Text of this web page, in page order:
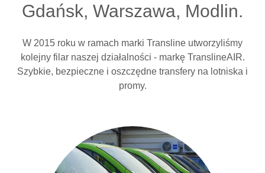
Gdańsk, Warszawa, Modlin.
W 2015 roku w ramach marki Transline utworzyliśmy
kolejny filar naszej działalności - markę TranslineAIR.
Szybkie, bezpieczne i oszczędne transfery na lotniska i
promy.